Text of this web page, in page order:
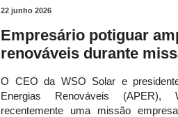
22 junho 2026
Empresário potiguar
renováveis durante
O CEO da WSO Solar e
Energias Renováveis (APER),
recentemente uma missão